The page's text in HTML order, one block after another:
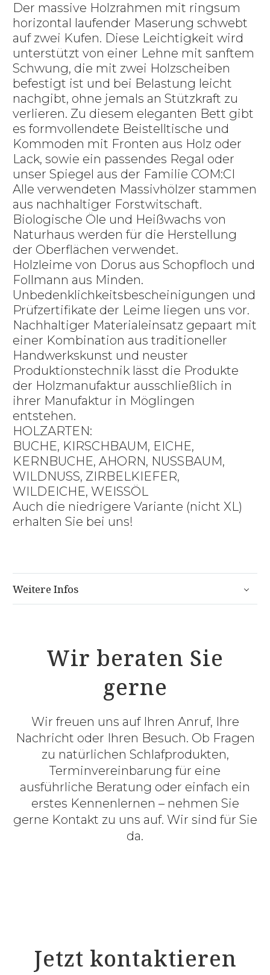
Der massive Holzrahmen mit ringsum
horizontal laufender Maserung schwebt
auf zwei Kufen. Diese Leichtigkeit wird
unterstützt von einer Lehne mit sanftem
Schwung, die mit zwei Holzscheiben
befestigt ist und bei Belastung leicht
nachgibt, ohne jemals an Stützkraft zu
verlieren. Zu diesem eleganten Bett gibt
es formvollendete Beistelltische und
Kommoden mit Fronten aus Holz oder
Lack, sowie ein passendes Regal oder
unser Spiegel aus der Familie COM:CI
Alle verwendeten Massivhölzer stammen
aus nachhaltiger Forstwitschaft.
Biologische Öle und Heißwachs von
Naturhaus werden für die Herstellung
der Oberflächen verwendet.
Holzleime von Dorus aus Schopfloch und
Follmann aus Minden.
Unbedenklichkeitsbescheinigungen und
Prüfzertifikate der Leime liegen uns vor.
Nachhaltiger Materialeinsatz gepaart mit
einer Kombination aus traditioneller
Handwerkskunst und neuster
Produktionstechnik lässt die Produkte
der Holzmanufaktur ausschließlich in
ihrer Manufaktur in Möglingen
entstehen.
HOLZARTEN:
BUCHE, KIRSCHBAUM, EICHE,
KERNBUCHE, AHORN, NUSSBAUM,
WILDNUSS, ZIRBELKIEFER,
WILDEICHE, WEISSÖL
Auch die niedrigere Variante (nicht XL)
erhalten Sie bei uns!
Weitere Infos
Wir beraten Sie
gerne
Wir freuen uns auf Ihren Anruf, Ihre
Nachricht oder Ihren Besuch. Ob Fragen
zu natürlichen Schlafprodukten,
Terminvereinbarung für eine
ausführliche Beratung oder einfach ein
erstes Kennenlernen – nehmen Sie
gerne Kontakt zu uns auf. Wir sind für Sie
da.
Jetzt kontaktieren